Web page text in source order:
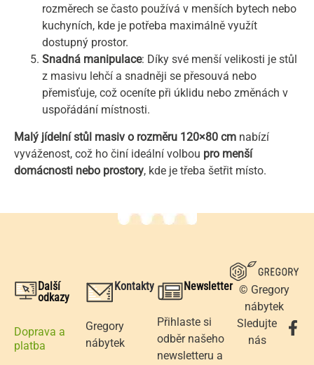
rozměrech se často používá v menších bytech nebo
kuchyních, kde je potřeba maximálně využít
dostupný prostor.
Snadná manipulace: Díky své menší velikosti je stůl
z masivu lehčí a snadněji se přesouvá nebo
přemisťuje, což oceníte při úklidu nebo změnách v
uspořádání místnosti.
Malý jídelní stůl masiv o rozměru 120×80 cm nabízí
vyváženost, což ho činí ideální volbou pro menší
domácnosti nebo prostory, kde je třeba šetřit místo.
© Gregory
nábytek
Sledujte
nás
Další
odkazy
Doprava a
platba
Kontakty
Gregory
nábytek
Newsletter
Přihlaste si
odběr našeho
newsletteru a